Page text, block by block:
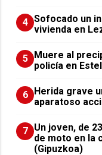
4 Sofocado un
vivienda en
5 Muere al
policía en
6 Herida grave
aparatoso
7 Un joven, de
de moto en la
(Gipuzkoa)